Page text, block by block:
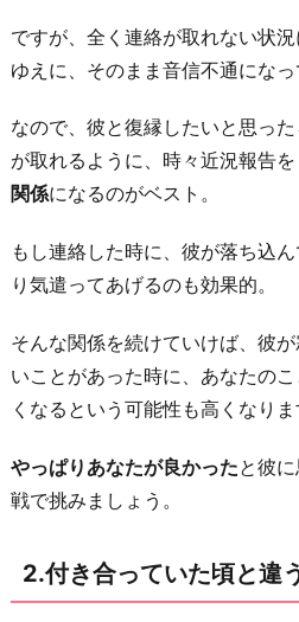
違
う
自
分
を
せ
る
未
練
は
見
せ
4.
ですが、全く連絡が取れない状
ゆえに、そのまま音信不通にな
なので、彼と復縁したいと思っ
が取れるように、時々近況報告を
関係になるのがベスト。
もし連絡した時に、彼が落ち込
り気遣ってあげるのも効果的。
そんな関係を続けていけば、彼
いことがあった時に、あなたの
くなるという可能性も高くなりま
やっぱりあなたが良かったと彼
戦で挑みましょう。
2.付き合っていた頃と違